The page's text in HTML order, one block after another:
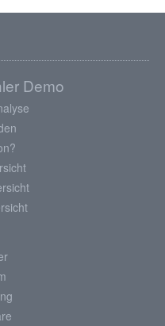
Demo